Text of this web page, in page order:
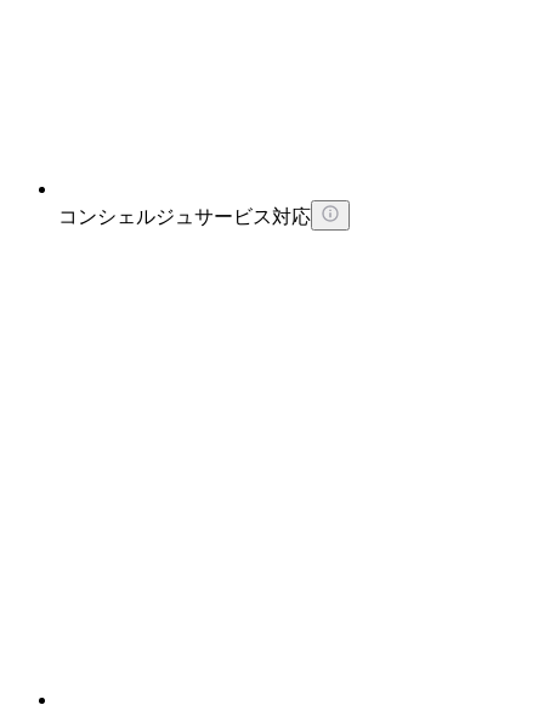
コンシェルジュサービス対応